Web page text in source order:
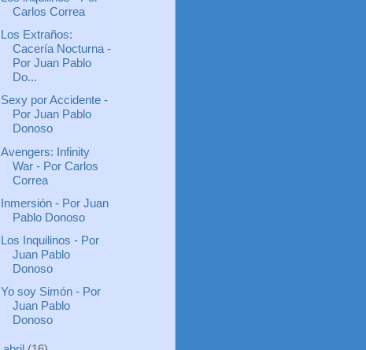
Carlos Correa
Los Extraños:
Cacería Nocturna -
Por Juan Pablo
Do...
Sexy por Accidente -
Por Juan Pablo
Donoso
Avengers: Infinity
War - Por Carlos
Correa
Inmersión - Por Juan
Pablo Donoso
Los Inquilinos - Por
Juan Pablo
Donoso
Yo soy Simón - Por
Juan Pablo
Donoso